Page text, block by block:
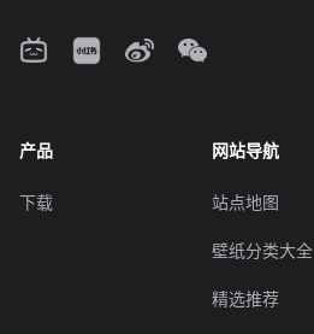
产品
下载
网站导航
站点地图
壁纸分类大全
精选推荐